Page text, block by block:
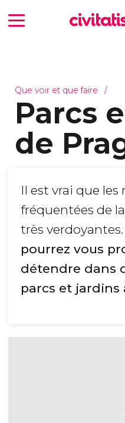
Que voir et que faire
Parcs
de
Il est vrai que les
fréquentées de
très
pourrez vous
détendre dans
parcs et jardins